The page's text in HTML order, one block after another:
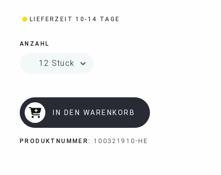
LIEFERZEIT 10-14 TAGE
ANZAHL
IN DEN WARENKORB
PRODUKTNUMMER: 100321910-HE